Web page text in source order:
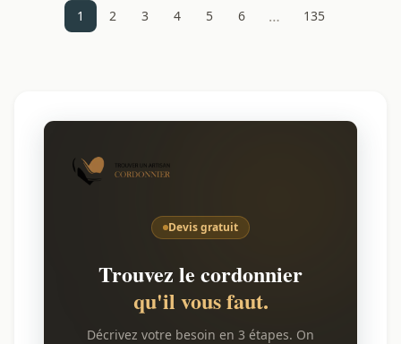
1 2 3 4 5 6 … 135
Devis gratuit
Trouvez le cordonnier
qu'il vous faut.
Décrivez votre besoin en 3 étapes. On